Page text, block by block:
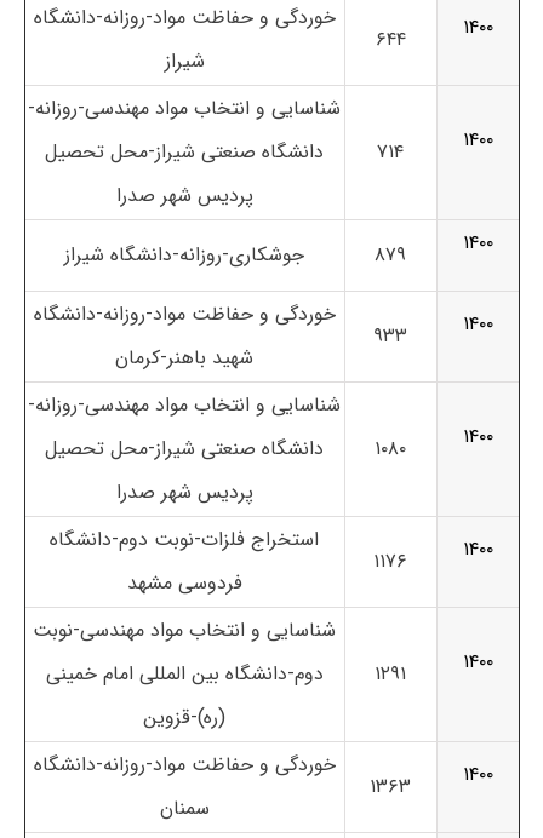
۱۴۰۰
۶۴۴
خوردگی و حفاظت مواد-روزانه-دانشگاه
شیراز
۱۴۰۰ ۷۱۴
شناسایی و انتخاب مواد مهندسی-روزانه-
دانشگاه صنعتی شیراز-محل تحصیل
پردیس شهر صدرا
۱۴۰۰
۸۷۹ جوشکاری-روزانه-دانشگاه شیراز
۱۴۰۰ ۹۳۳
خوردگی و حفاظت مواد-روزانه-دانشگاه
شهید باهنر-کرمان
۱۴۰۰ ۱۰۸۰
شناسایی و انتخاب مواد مهندسی-روزانه-
دانشگاه صنعتی شیراز-محل تحصیل
پردیس شهر صدرا
۱۴۰۰
۱۱۷۶
استخراج فلزات-نوبت دوم-دانشگاه
فردوسی مشهد
۱۴۰۰ ۱۲۹۱
شناسایی و انتخاب مواد مهندسی-نوبت
دوم-دانشگاه بین المللی امام خمینی
(ره)-قزوین
۱۴۰۰
۱۳۶۳
خوردگی و حفاظت مواد-روزانه-دانشگاه
سمنان